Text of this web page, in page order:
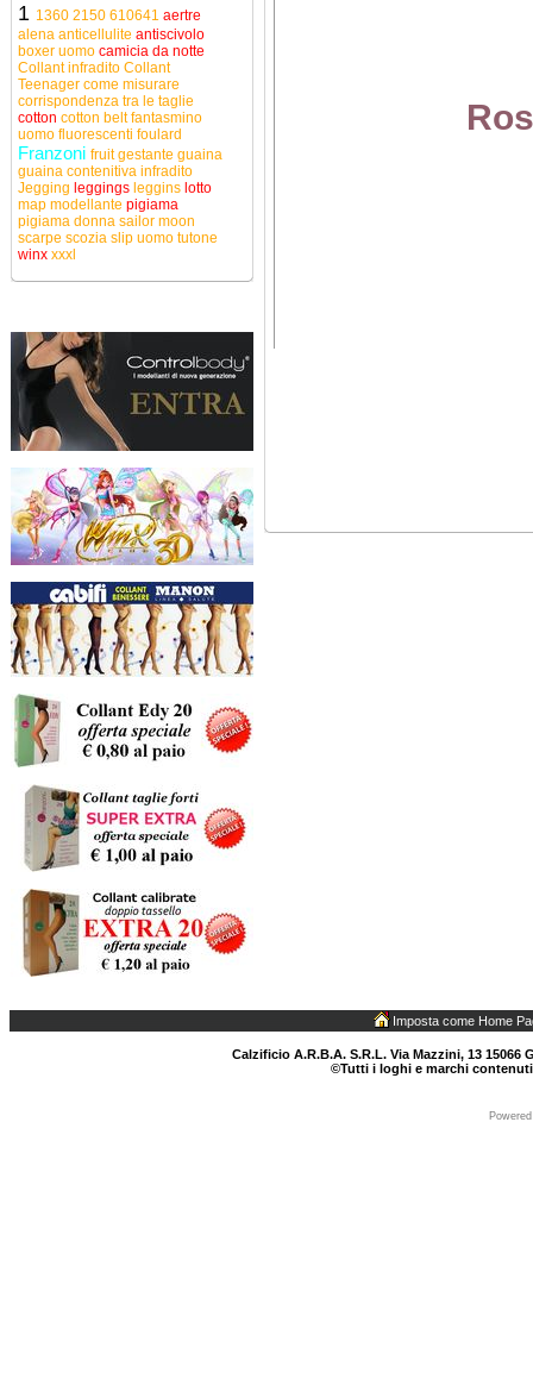
1 1360 2150 610641 aertre
alena anticellulite antiscivolo
boxer uomo camicia da notte
Collant infradito Collant
Teenager come misurare
corrispondenza tra le taglie
cotton cotton beltfantasmino
uomo fluorescenti foulard
Franzoni fruitgestante guaina
guaina contenitiva infradito
Jegging leggings leggins lotto
map modellante pigiama
pigiama donna sailor moon
scarpe scozia slip uomo tutone
winx xxxl
Imposta come Home
Calzificio A.R.B.A. S.R.L. Via Mazzini, 13 15066
©Tutti i loghi e marchi